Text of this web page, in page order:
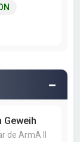
Geweih
de ArmA II